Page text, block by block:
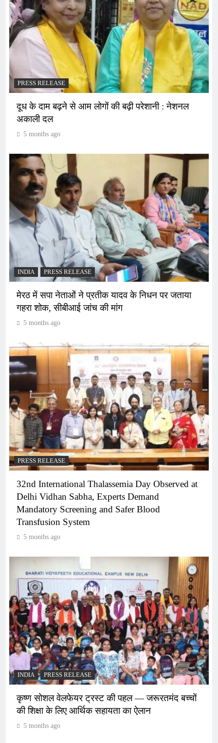
PRESS RELEASE
दूध के दाम बढ़ने से आम लोगों की बढ़ी परेशानी : नेशनल
अकाली दल
5 months ago
INDIA PRESS RELEASE
मेरठ में सपा नेताओं ने प्रतीक यादव के निधन पर जताया
गहरा शोक, सीबीआई जांच की मांग
5 months ago
PRESS RELEASE
32nd International Thalassemia Day Observed at
Delhi Vidhan Sabha, Experts Demand
Mandatory Screening and Safer Blood
Transfusion System
5 months ago
INDIA PRESS RELEASE
कृष्ण सोशल वेलफेयर ट्रस्ट की पहल — जरूरतमंद बच्चों
की शिक्षा के लिए आर्थिक सहायता का ऐलान
5 months ago